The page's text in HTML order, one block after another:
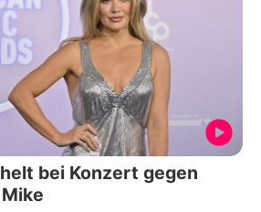
bei Konzert gegen